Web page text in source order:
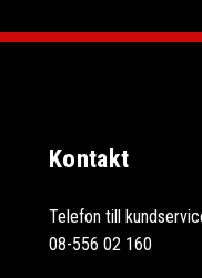
Kontakt
Telefon till
08-556 02 160